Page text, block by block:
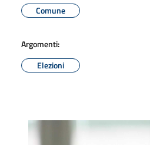
Comune
Argomenti:
Elezioni